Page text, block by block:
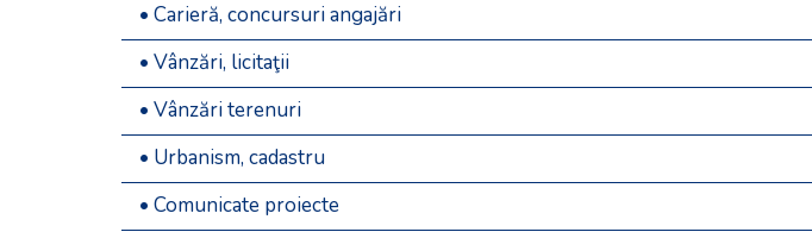
• Carieră, concursuri angajări
• Vânzări, licitaţii
• Vânzări terenuri
• Urbanism, cadastru
• Comunicate proiecte